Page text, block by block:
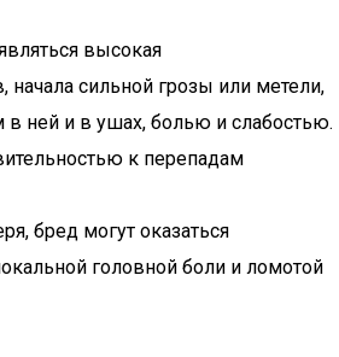
высокая
сильной грозы или метели,
ней и в ушах, болью и слабостью.
к перепадам
бред могут оказаться
головной боли и ломотой